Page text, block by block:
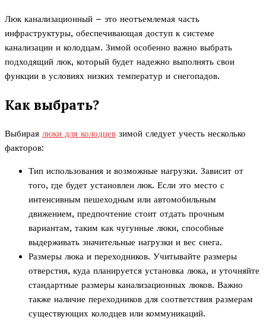
Люк канализационный – это неотъемлемая часть
инфраструктуры, обеспечивающая доступ к системе
канализации и колодцам. Зимой особенно важно выбрать
подходящий люк, который будет надежно выполнять свои
функции в условиях низких температур и снегопадов.
Как выбрать?
Выбирая люки для колодцев зимой следует учесть несколько
факторов:
Тип использования и возможные нагрузки. Зависит от
того, где будет установлен люк. Если это место с
интенсивным пешеходным или автомобильным
движением, предпочтение стоит отдать прочным
вариантам, таким как чугунные люки, способные
выдерживать значительные нагрузки и вес снега.
Размеры люка и переходников. Учитывайте размеры
отверстия, куда планируется установка люка, и уточняйте
стандартные размеры канализационных люков. Важно
также наличие переходников для соответствия размерам
существующих колодцев или коммуникаций.